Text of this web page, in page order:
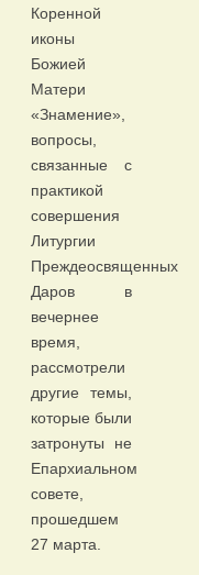
Коренной
иконы
Божией
Матери
«Знамение»,
вопросы,
связанные с
практикой
совершения
Литургии
Преждеосвященных
Даров в
вечернее
время,
рассмотрели
другие темы,
которые были
затронуты не
Епархиальном
совете,
прошедшем
27 марта.